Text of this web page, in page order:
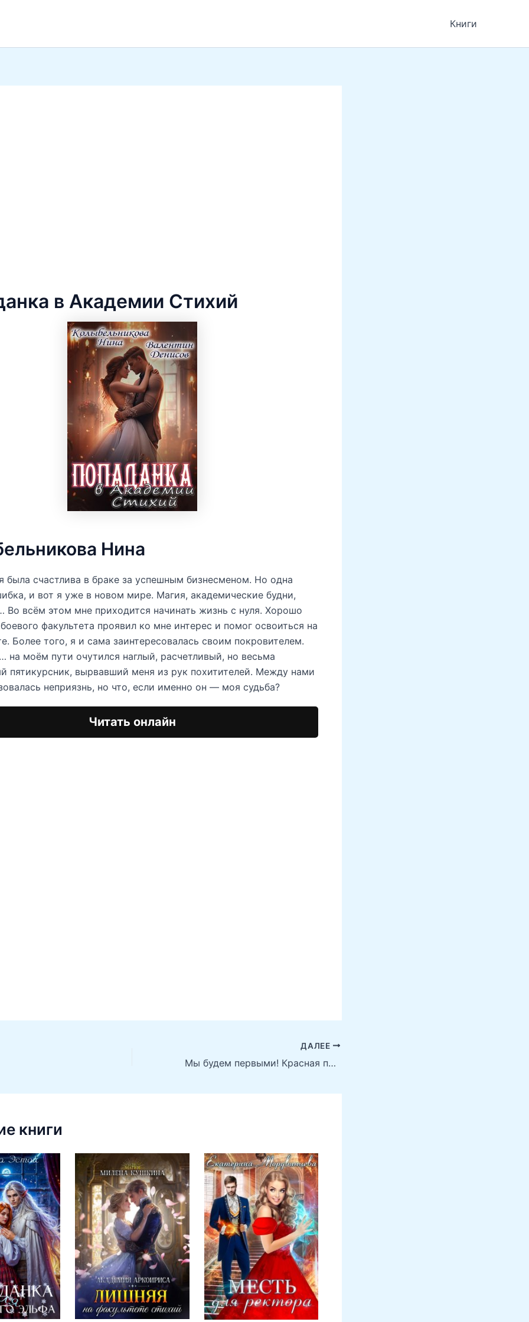
Книги
в Академии Стихий
Нина
была счастлива в браке за успешным бизнесменом. Но одна
и вот я уже в новом мире. Магия, академические будни,
Во всём этом мне приходится начинать жизнь с нуля. Хорошо
факультета проявил ко мне интерес и помог освоиться на
Более того, я и сама заинтересовалась своим покровителем.
на моём пути очутился наглый, расчетливый, но весьма
пятикурсник, вырвавший меня из рук похитителей. Между нами
неприязнь, но что, если именно он — моя судьба?
Читать онлайн
ДАЛЕЕ
Мы будем первыми! Красная планета
книги